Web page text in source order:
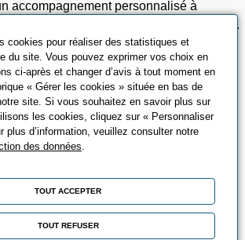
accompagnement personnalisé à
dans le développement votre carrière.
de développement
de connaissances au sein d'un
influent.
OFFRES
cookies pour réaliser des statistiques et
du site. Vous pouvez exprimer vos choix en
ci-après et changer d’avis à tout moment en
« Gérer les cookies » située en bas de
site. Si vous souhaitez en savoir plus sur
les cookies, cliquez sur « Personnaliser
plus d’information, veuillez consulter notre
des données
TOUT ACCEPTER
TOUT REFUSER